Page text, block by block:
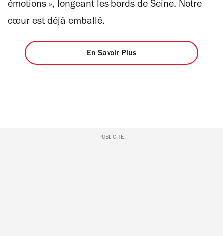
émotions », longeant les bords de Seine. Notre
cœur est déjà emballé.
En Savoir Plus
PUBLICITÉ